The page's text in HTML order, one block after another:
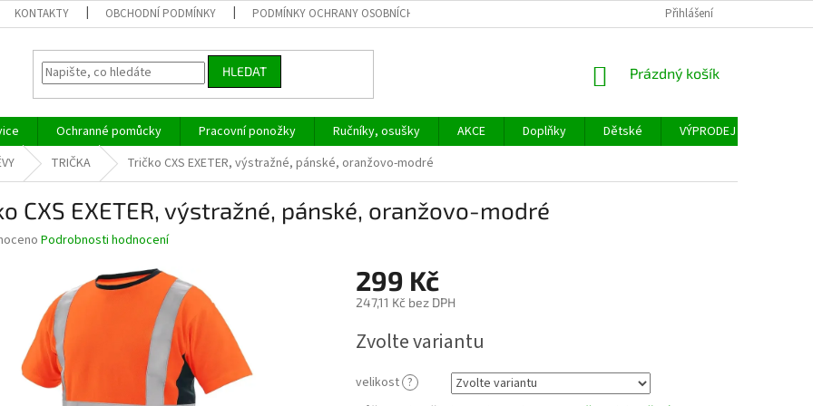
KONTAKTY OBCHODNÍ PODMÍNKY PODMÍNKY OCHRANY OSOBNÍCH ÚDAJŮ Přihlášení
HLEDAT
NÁKUPNÍ
Prázdný košík
Ochranné pomůcky Pracovní ponožky Ručníky, osušky AKCE Doplňky Dětské VÝPRODEJ
TRIČKA Tričko CXS EXETER, výstražné, pánské, oranžovo-modré
CXS EXETER, výstražné, pánské, oranžovo-modré
Podrobnosti hodnocení
299 Kč
247,11 Kč bez DPH
cena:
Zvolte variantu
velikost ?